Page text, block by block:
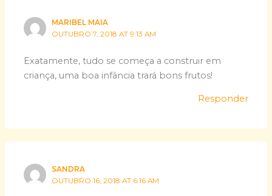
MARIBEL MAIA
OUTUBRO 7, 2018 AT 9:13 AM
Exatamente, tudo se começa a construir em
criança, uma boa infância trará bons frutos!
Responder
SANDRA
OUTUBRO 16, 2018 AT 6:16 AM